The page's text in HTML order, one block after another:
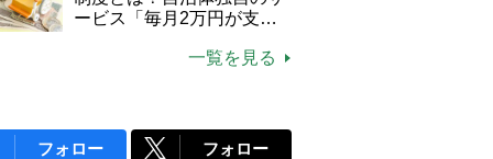
ービス「毎月2万円が支給
一覧を見る
フォロー フォロー